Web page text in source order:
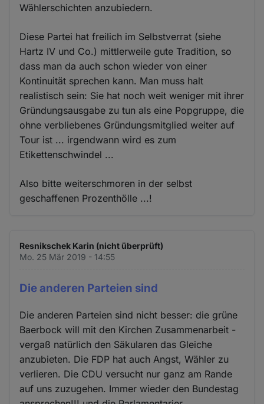
Wählerschichten anzubiedern.
Diese Partei hat freilich im Selbstverrat (siehe
Hartz IV und Co.) mittlerweile gute Tradition, so
dass man da auch schon wieder von einer
Kontinuität sprechen kann. Man muss halt
realistisch sein: Sie hat noch weit weniger mit ihrer
Gründungsausgabe zu tun als eine Popgruppe, die
ohne verbliebenes Gründungsmitglied weiter auf
Tour ist ... irgendwann wird es zum
Etikettenschwindel ...
Also bitte weiterschmoren in der selbst
geschaffenen Prozenthölle ...!
Resnikschek Karin (nicht überprüft)
Mo. 25 Mär 2019 - 14:55
Die anderen Parteien sind
Die anderen Parteien sind nicht besser: die grüne
Baerbock will mit den Kirchen Zusammenarbeit -
vergaß natürlich den Säkularen das Gleiche
anzubieten. Die FDP hat auch Angst, Wähler zu
verlieren. Die CDU versucht nur ganz am Rande
auf uns zuzugehen. Immer wieder den Bundestag